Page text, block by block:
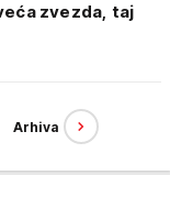
zvezda, taj
Arhiva